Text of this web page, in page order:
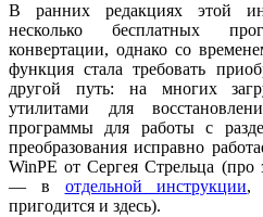
В ранних редакциях этой
несколько бесплатных
конвертации, однако со
функция стала требовать
другой путь: на многих
утилитами для
программы для работы с
преобразования исправно
WinPE от Сергея Стрельца (про
— в отдельной инструкции,
пригодится и здесь).